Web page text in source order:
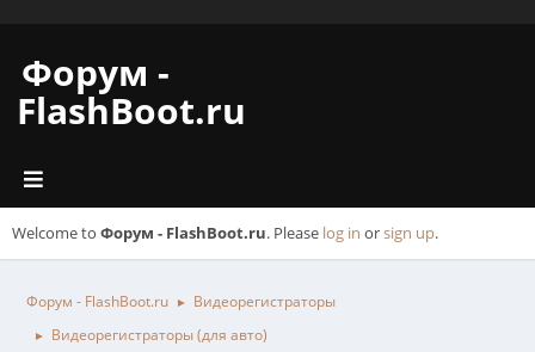
Форум -
FlashBoot.ru
Welcome to Форум - FlashBoot.ru. Please log in orsign up.
Форум - FlashBoot.ru ► Видеорегистраторы
► Видеорегистраторы (для авто)